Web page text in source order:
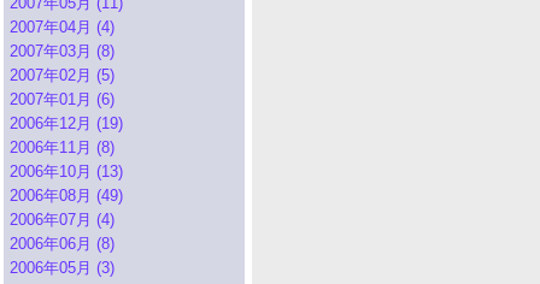
2007年04月 (4)
2007年03月 (8)
2007年02月 (5)
2007年01月 (6)
2006年12月 (19)
2006年11月 (8)
2006年10月 (13)
2006年08月 (49)
2006年07月 (4)
2006年06月 (8)
2006年05月 (3)